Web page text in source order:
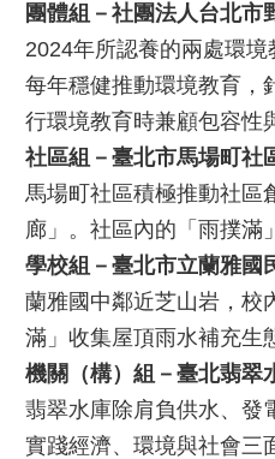
團體組－社團法人台北市
2024年所認養的兩處環
每年穩健推動環境教育，
行環境教育時兼顧包容性
社區組－臺北市馬場町社
馬場町社區積極推動社區
廊」。社區內的「雨撲滿
學校組－臺北市立蘭雅國
蘭雅國中鄰近芝山岩，校
滿」收集屋頂雨水補充生
機關（構）組－臺北翡翠
翡翠水庫除肩負供水、發
實踐經濟、環境與社會三